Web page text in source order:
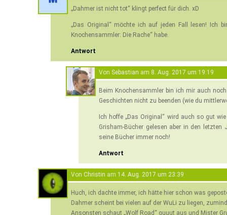
„Dahmer ist nicht tot“ klingt perfect für dich. xD
„Das Original“ möchte ich auf jeden Fall lesen! Ich
Knochensammler: Die Rache“ habe.
Antwort
Von Sebastian am 8. Aug. 2017 um 19:19
Beim Knochensammler bin ich mir auch
Geschichten nicht zu beenden (wie du
Ich hoffe „Das Original“ wird auch so gut
Grisham-Bücher gelesen aber in den
seine Bücher immer noch!
Antwort
Von Christin am 14. Aug. 2017 um 23:39
Huch, ich dachte immer, ich hätte hier schon was
Dahmer scheint bei vielen auf der WuLi zu liegen,
Ansonsten schaut „Wolf Road“ guuut aus und Mister